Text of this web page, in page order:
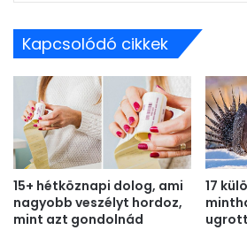
Kapcsolódó cikkek
15+ hétköznapi dolog, ami
nagyobb veszélyt hordoz,
mint azt gondolnád
17